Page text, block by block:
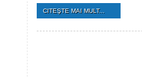
CITEŞTE MAI MULT...